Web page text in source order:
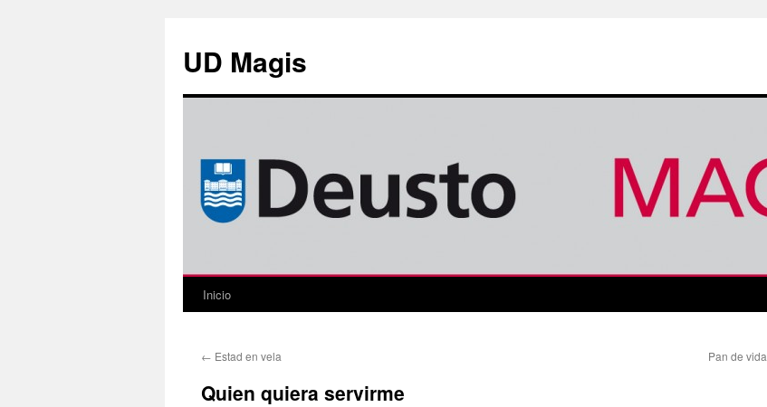
contenido
UD Magis
Inicio
← Estad en vela Pan de vida
Quien quiera servirme